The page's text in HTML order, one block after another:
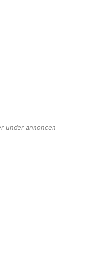
under annoncen